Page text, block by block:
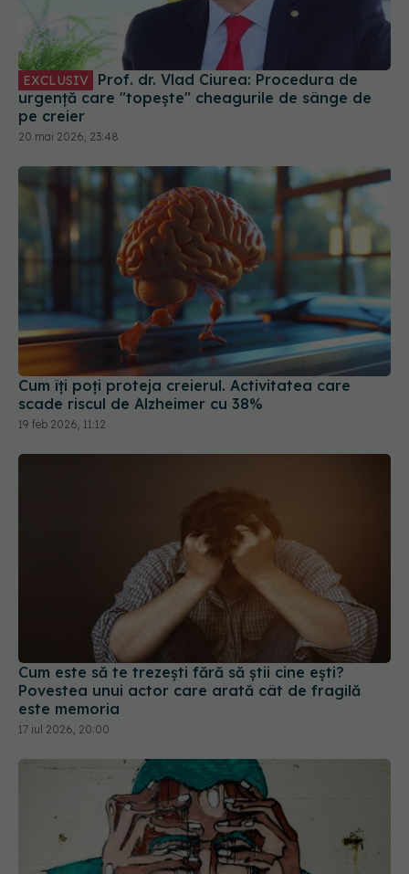
EXCLUSIV
urgență care "topește" cheagurile de sânge de
pe creier
20 mai 2026, 23:48
Cum îți poți proteja creierul. Activitatea care
scade riscul de Alzheimer cu 38%
19 feb 2026, 11:12
Cum este să te trezești fără să știi cine ești?
Povestea unui actor care arată cât de fragilă
este memoria
17 iul 2026, 20:00